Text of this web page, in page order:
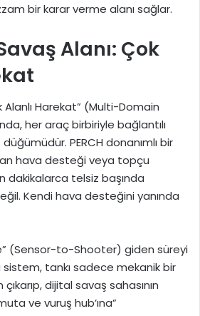
bir karar verme alanı sağlar.
Alanı: Çok
Alanlı Harekat” (Multi-Domain
her araç birbiriyle bağlantılı
PERCH donanımlı bir
hava desteği veya topçu
dakikalarca telsiz başında
Kendi hava desteğini yanında
(Sensor-to-Shooter) giden süreyi
tankı sadece mekanik bir
dijital savaş sahasının
ve vuruş hub’ına”